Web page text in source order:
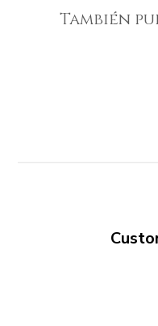
También